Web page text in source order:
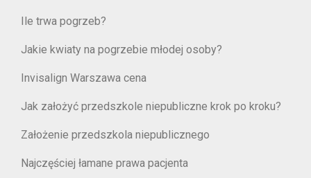
Ile trwa pogrzeb?
Jakie kwiaty na pogrzebie młodej osoby?
Invisalign Warszawa cena
Jak założyć przedszkole niepubliczne krok po kroku?
Założenie przedszkola niepublicznego
Najczęściej łamane prawa pacjenta